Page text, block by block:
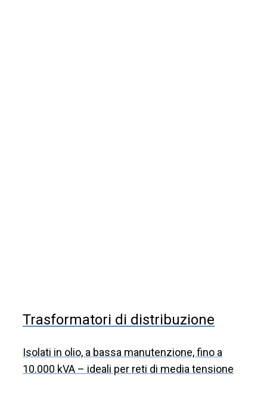
Trasformatori di distribuzione
Isolati in olio, a bassa manutenzione, fino a
10.000 kVA – ideali per reti di media tensione